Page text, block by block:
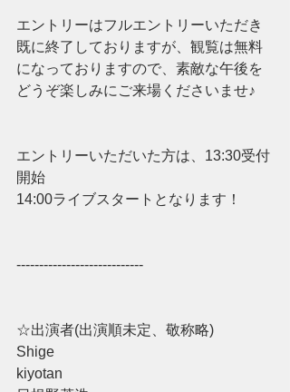
エントリーはフルエントリーいただき
既に終了しておりますが、観覧は無料
になっておりますので、素敵な午後を
どうぞ楽しみにご来場くださいませ♪
エントリーいただいた方は、13:30受付
開始
14:00ライブスタートとなります！
----------------------------
☆出演者(出演順未定、敬称略)
Shige
kiyotan